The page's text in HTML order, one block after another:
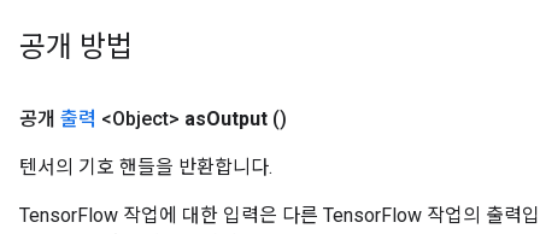
공개 방법
공개 출력 <Object> asOutput ()
텐서의 기호 핸들을 반환합니다.
TensorFlow 작업에 대한 입력은 다른 TensorFlow 작업의 출력